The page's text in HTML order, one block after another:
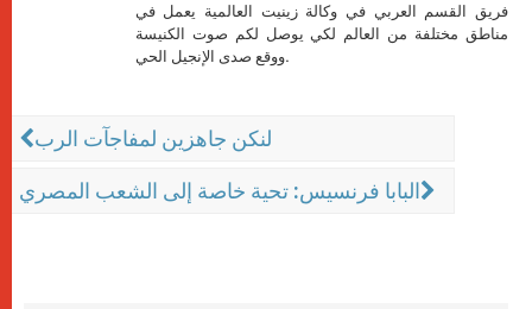
فريق القسم العربي في وكالة زينيت العالمية يعمل في
مناطق مختلفة من العالم لكي يوصل لكم صوت الكنيسة
ووقع صدى الإنجيل الحي.
لنكن جاهزين لمفاجآت الرب
البابا فرنسيس: تحية خاصة إلى الشعب المصري